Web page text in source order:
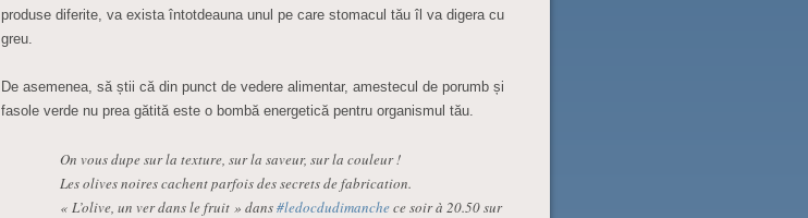
produse diferite, va exista întotdeauna unul pe care stomacul tău îl va digera cu
greu.
De asemenea, să știi că din punct de vedere alimentar, amestecul de porumb și
fasole verde nu prea gătită este o bombă energetică pentru organismul tău.
On vous dupe sur la texture, sur la saveur, sur la couleur !
Les olives noires cachent parfois des secrets de fabrication.
« L’olive, un ver dans le fruit » dans#ledocdudimanchece soir à 20.50 sur